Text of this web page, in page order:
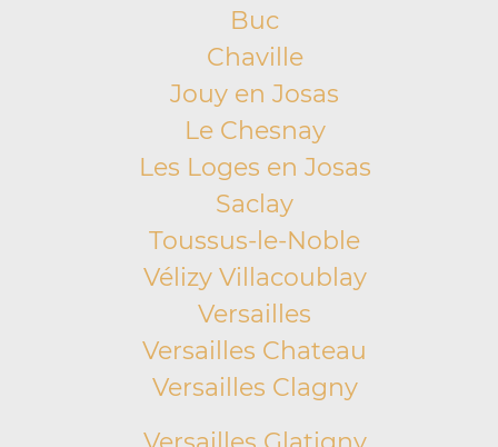
Buc
Chaville
Jouy en Josas
Le Chesnay
Les Loges en Josas
Saclay
Toussus-le-Noble
Vélizy Villacoublay
Versailles
Versailles Chateau
Versailles Clagny